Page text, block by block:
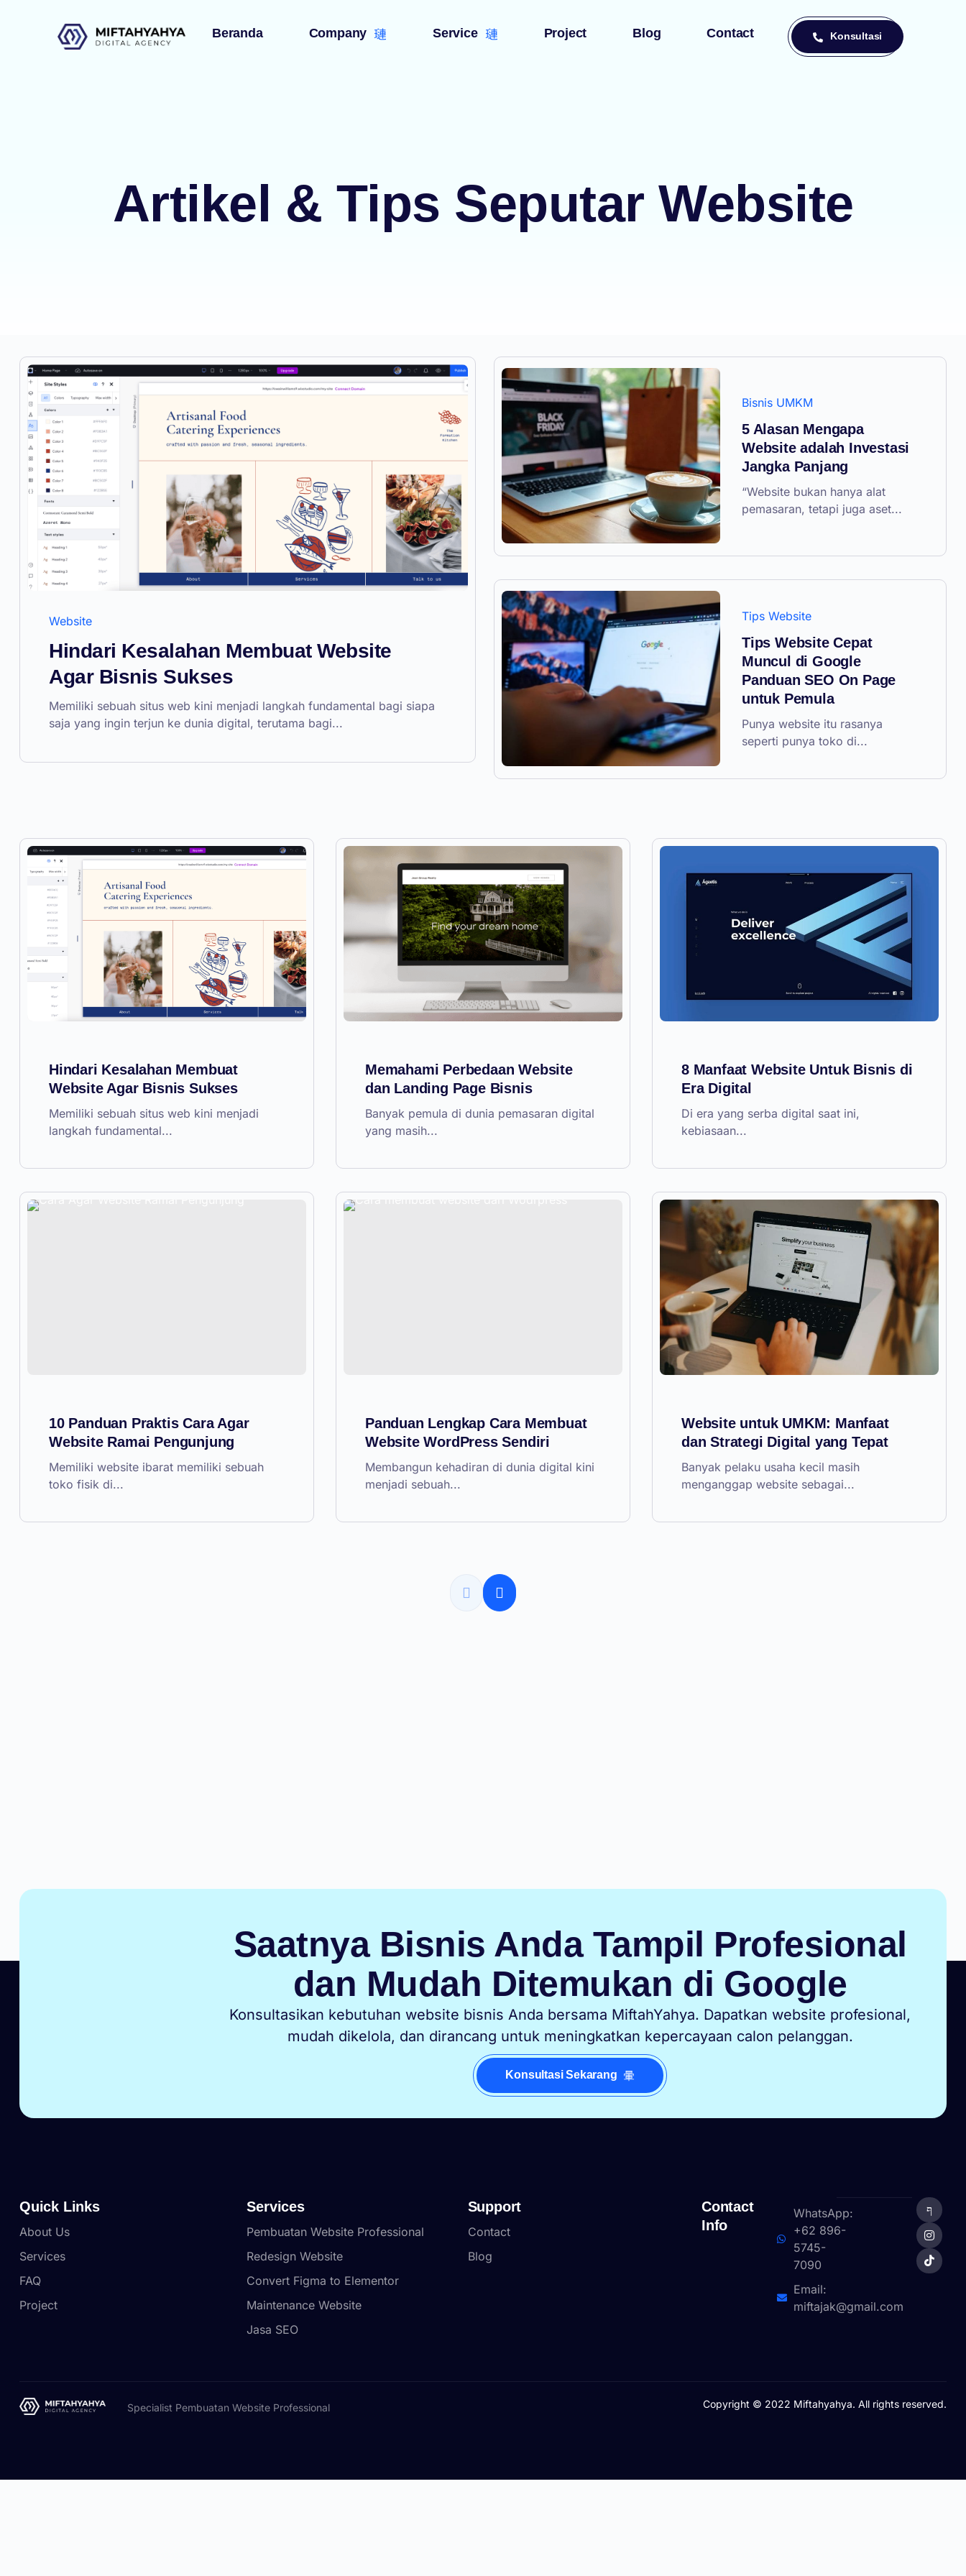
Beranda Company Service Project Blog Contact Konsultasi
Artikel & Tips Seputar Website
Website
Hindari Kesalahan Membuat Website
Agar Bisnis Sukses
Memiliki sebuah situs web kini menjadi langkah fundamental bagi siapa
saja yang ingin terjun ke dunia digital, terutama bagi...
Bisnis UMKM
5 Alasan Mengapa
Website adalah Investasi
Jangka Panjang
“Website bukan hanya alat
pemasaran, tetapi juga aset...
Tips Website
Tips Website Cepat
Muncul di Google
Panduan SEO On Page
untuk Pemula
Punya website itu rasanya
seperti punya toko di...
Hindari Kesalahan Membuat
Website Agar Bisnis Sukses
Memiliki sebuah situs web kini menjadi
langkah fundamental...
Memahami Perbedaan Website
dan Landing Page Bisnis
Banyak pemula di dunia pemasaran digital
yang masih...
8 Manfaat Website Untuk Bisnis di
Era Digital
Di era yang serba digital saat ini,
kebiasaan...
10 Panduan Praktis Cara Agar
Website Ramai Pengunjung
Memiliki website ibarat memiliki sebuah
toko fisik di...
Panduan Lengkap Cara Membuat
Website WordPress Sendiri
Membangun kehadiran di dunia digital kini
menjadi sebuah...
Website untuk UMKM: Manfaat
dan Strategi Digital yang Tepat
Banyak pelaku usaha kecil masih
menganggap website sebagai...
Saatnya Bisnis Anda Tampil Profesional
dan Mudah Ditemukan di Google
Konsultasikan kebutuhan website bisnis Anda bersama MiftahYahya. Dapatkan website profesional,
mudah dikelola, dan dirancang untuk meningkatkan kepercayaan calon pelanggan.
Konsultasi Sekarang
Quick Links
About Us
Services
FAQ
Project
Services
Pembuatan Website Professional
Redesign Website
Convert Figma to Elementor
Maintenance Website
Jasa SEO
Support
Contact
Blog
Contact
Info
WhatsApp:
+62 896-
5745-
7090
Email:
miftajak@gmail.com
Specialist Pembuatan Website Professional Copyright © 2022 Miftahyahya. All rights reserved.